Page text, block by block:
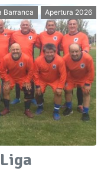
Barranca Apertura 2026